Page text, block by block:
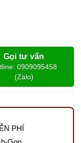
Gọi tư vấn
0909095458
(Zalo)
PHÍ